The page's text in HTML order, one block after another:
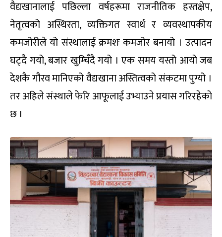
वैद्यखानालाई पछिल्ला वर्षहरूमा राजनीतिक हस्तक्षेप,
नेतृत्वको अस्थिरता, व्यक्तिगत स्वार्थ र व्यवस्थापकीय
कमजोरीले यो संस्थालाई क्रमशः कमजोर बनायो । उत्पादन
घट्दै गयो, बजार खुम्चिँदै गयो । एक समय यस्तो आयो जब
देशकै गौरव मानिएको वैद्यखाना अस्तित्वको संकटमा पुग्यो ।
तर अहिले संस्थाले फेरि आफूलाई उभ्याउने प्रयास गरिरहेको
छ ।